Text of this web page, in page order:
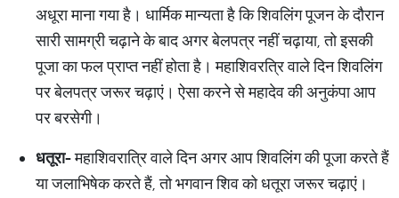
अधूरा माना गया है। धार्मिक मान्यता है कि शिवलिंग पूजन के दौरान
सारी सामग्री चढ़ाने के बाद अगर बेलपत्र नहीं चढ़ाया, तो इसकी
पूजा का फल प्राप्त नहीं होता है। महाशिवरत्रि वाले दिन शिवलिंग
पर बेलपत्र जरूर चढ़ाएं। ऐसा करने से महादेव की अनुकंपा आप
पर बरसेगी।
धतूरा-महाशिवरात्रि वाले दिन अगर आप शिवलिंग की पूजा करते हैं
या जलाभिषेक करते हैं, तो भगवान शिव को धतूरा जरूर चढ़ाएं।